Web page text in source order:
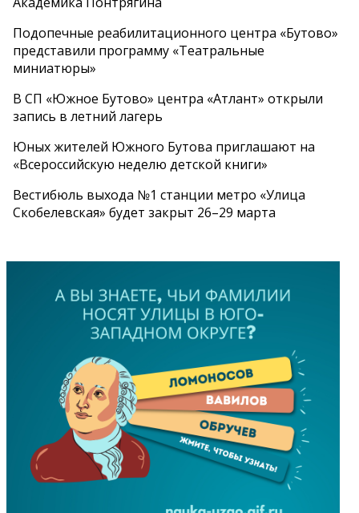
Подопечные реабилитационного центра «Бутово»
представили программу «Театральные
миниатюры»
В СП «Южное Бутово» центра «Атлант» открыли
запись в летний лагерь
Юных жителей Южного Бутова приглашают на
«Всероссийскую неделю детской книги»
Вестибюль выхода №1 станции метро «Улица
Скобелевская» будет закрыт 26–29 марта